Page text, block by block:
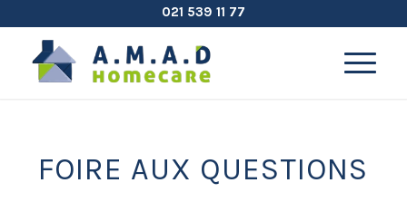
021 539 11 77
FOIRE AUX QUESTIONS